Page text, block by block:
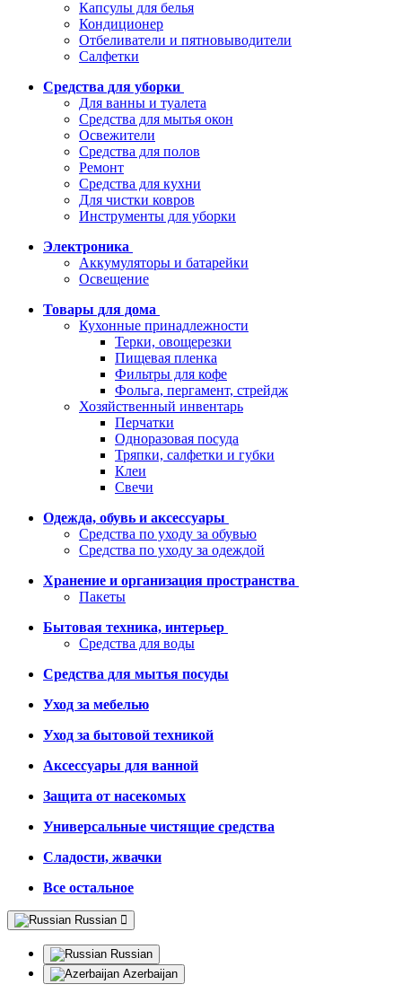
Капсулы для белья
Кондиционер
Отбеливатели и пятновыводители
Салфетки
Средства для уборки
Для ванны и туалета
Средства для мытья окон
Освежители
Средства для полов
Ремонт
Средства для кухни
Для чистки ковров
Инструменты для уборки
Электроника
Аккумуляторы и батарейки
Освещение
Товары для дома
Кухонные принадлежности
Терки, овощерезки
Пищевая пленка
Фильтры для кофе
Фольга, пергамент, стрейдж
Хозяйственный инвентарь
Перчатки
Одноразовая посуда
Тряпки, салфетки и губки
Клеи
Свечи
Одежда, обувь и аксессуары
Средства по уходу за обувью
Средства по уходу за одеждой
Хранение и организация пространства
Пакеты
Бытовая техника, интерьер
Средства для воды
Средства для мытья посуды
Уход за мебелью
Уход за бытовой техникой
Аксессуары для ванной
Защита от насекомых
Универсальные чистящие средства
Сладости, жвачки
Все остальное
Russian
Russian
Azerbaijan